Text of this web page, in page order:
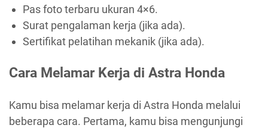
Pas foto terbaru ukuran 4×6.
Surat pengalaman kerja (jika ada).
Sertifikat pelatihan mekanik (jika ada).
Cara Melamar Kerja di Astra Honda
Kamu bisa melamar kerja di Astra Honda melalui
beberapa cara. Pertama, kamu bisa mengunjungi